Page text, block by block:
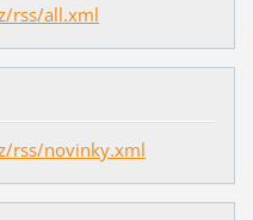
rss/all.xml
rss/novinky.xml